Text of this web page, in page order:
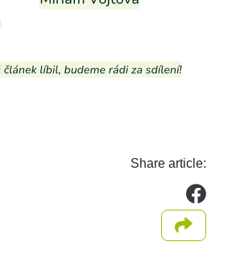
Share article: